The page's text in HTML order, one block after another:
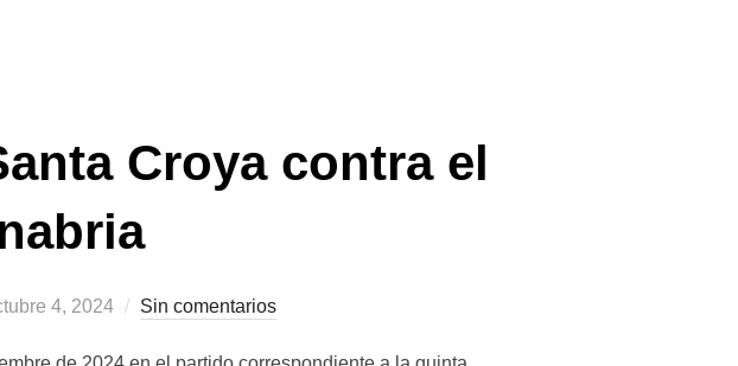
Croya contra el
4, 2024 Sin comentarios